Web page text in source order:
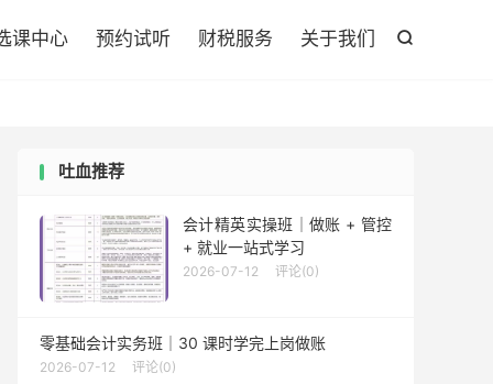

课中心 预约试听 财税服务 关于我们
吐血推荐
会计精英实操班｜做账 + 管控
+ 就业一站式学习
2026-07-12 评论(0)
零基础会计实务班｜30 课时学完上岗做账
2026-07-12 评论(0)